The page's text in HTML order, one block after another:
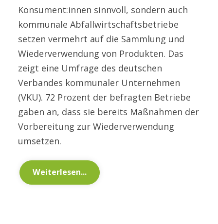
Konsument:innen sinnvoll, sondern auch
kommunale Abfallwirtschaftsbetriebe
setzen vermehrt auf die Sammlung und
Wiederverwendung von Produkten. Das
zeigt eine Umfrage des deutschen
Verbandes kommunaler Unternehmen
(VKU). 72 Prozent der befragten Betriebe
gaben an, dass sie bereits Maßnahmen der
Vorbereitung zur Wiederverwendung
umsetzen.
Weiterlesen...